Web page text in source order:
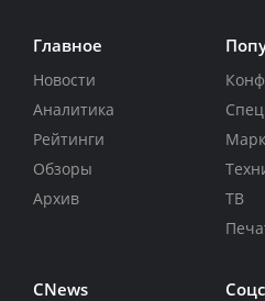
Главное
Новости
Аналитика
Рейтинги
Обзоры
Архив
ТВ
CNews